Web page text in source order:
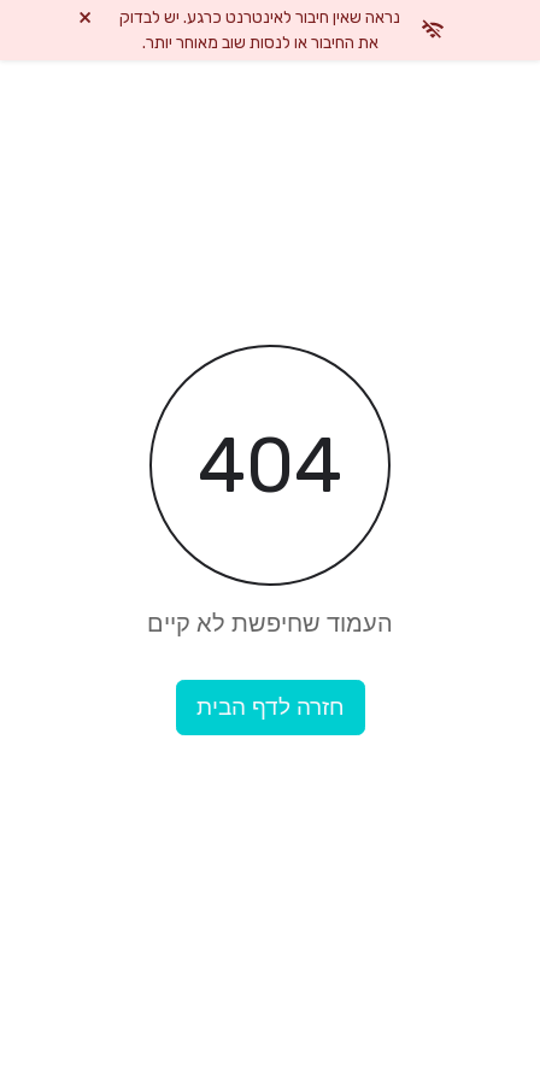
404
העמוד שחיפשת לא קיים
חזרה לדף הבית
נראה שאין חיבור לאינטרנט כרגע. יש לבדוק
את החיבור או לנסות שוב מאוחר יותר.
×